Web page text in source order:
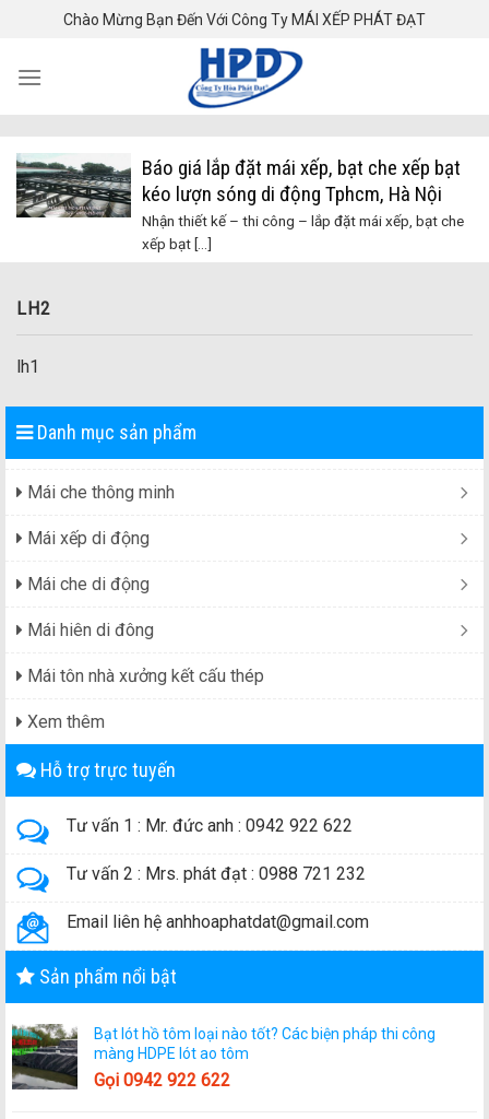
content
Chào Mừng Bạn Đến Với Công Ty MÁI XẾP PHÁT ĐẠT
LH2
lh1
Danh mục sản phẩm
Mái che thông minh
Mái xếp di động
Mái che di động
Mái hiên di đông
Mái tôn nhà xưởng kết cấu thép
Xem thêm
Hỗ trợ trực tuyến
Tư vấn 1 : Mr. đức anh : 0942 922 622
Tư vấn 2 : Mrs. phát đạt : 0988 721 232
Email liên hệ anhhoaphatdat@gmail.com
Sản phẩm nổi bật
Bạt lót hồ tôm loại nào tốt? Các biện pháp thi công
màng HDPE lót ao tôm
Gọi 0942 922 622
Báo giá lắp đặt mái xếp, bạt che xếp bạt
kéo lượn sóng di động Tphcm, Hà Nội
Nhận thiết kế – thi công – lắp đặt mái xếp, bạt che
xếp bạt [...]